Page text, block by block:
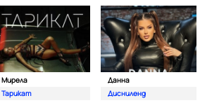
Мирела
Тарикат
Данна
Дисниленд